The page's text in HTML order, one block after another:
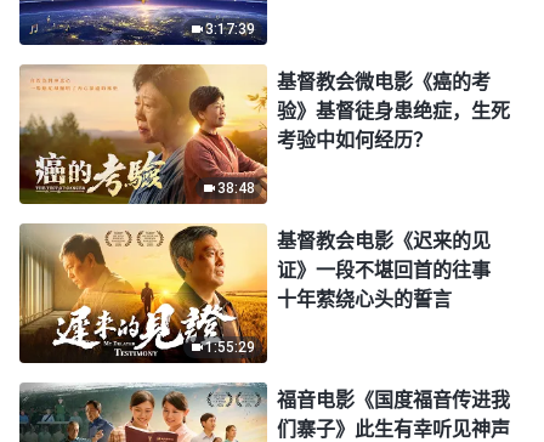
3:17:39
38:48
基督教会微电影《癌的考
验》基督徒身患绝症，生死
考验中如何经历？
1:55:29
基督教会电影《迟来的见
证》一段不堪回首的往事
十年萦绕心头的誓言
福音电影《国度福音传进我
们寨子》此生有幸听见神声